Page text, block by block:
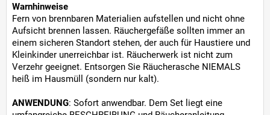
Warnhinweise
Fern von brennbaren Materialien aufstellen und nicht ohne
Aufsicht brennen lassen. Räuchergefäße sollten immer an
einem sicheren Standort stehen, der auch für Haustiere und
Kleinkinder unerreichbar ist. Räucherwerk ist nicht zum
Verzehr geeignet. Entsorgen Sie Räucherasche NIEMALS
heiß im Hausmüll (sondern nur kalt).
ANWENDUNG: Sofort anwendbar. Dem Set liegt eine